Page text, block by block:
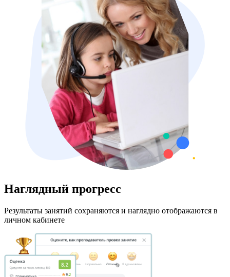
Наглядный прогресс
Результаты занятий сохраняются и наглядно отображаются в
личном кабинете